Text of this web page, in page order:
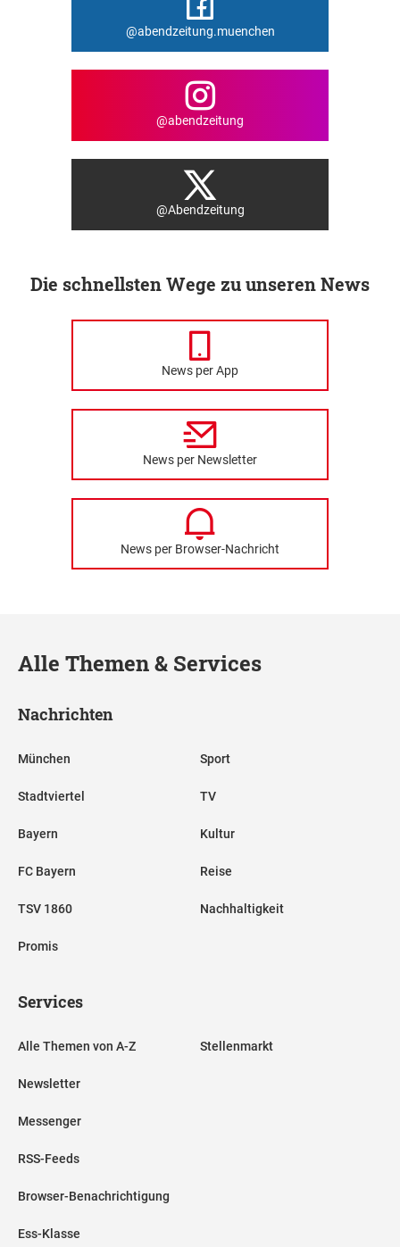
@abendzeitung.muenchen
@abendzeitung
@Abendzeitung
Die schnellsten Wege zu unseren News
News per App
News per Newsletter
News per Browser-Nachricht
Alle Themen & Services
Nachrichten
München
Stadtviertel
Bayern
FC Bayern
TSV 1860
Promis
Sport
TV
Kultur
Reise
Nachhaltigkeit
Services
Alle Themen von A-Z
Newsletter
Messenger
RSS-Feeds
Browser-Benachrichtigung
Ess-Klasse
Stellenmarkt